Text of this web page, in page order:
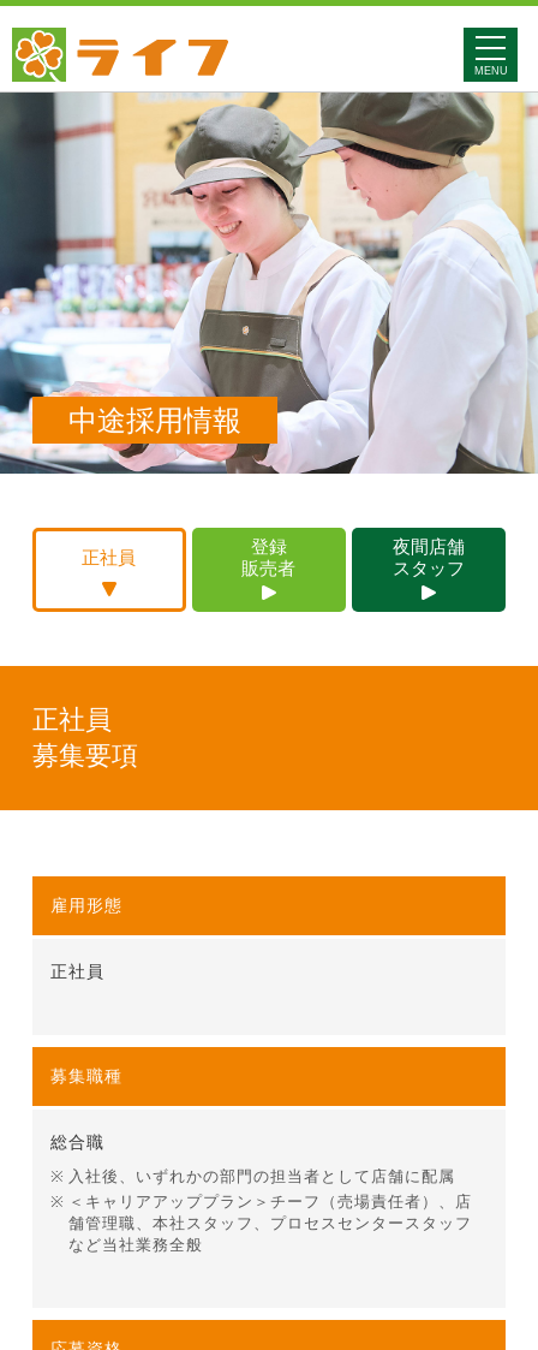
MENU
中途採用情報
正社員
登録
販売者
夜間店舗
スタッフ
正社員
募集要項
雇用形態
正社員
募集職種
総合職
入社後、いずれかの部門の担当者として店舗に配属
＜キャリアアッププラン＞チーフ（売場責任者）、店
舗管理職、本社スタッフ、プロセスセンタースタッフ
など当社業務全般